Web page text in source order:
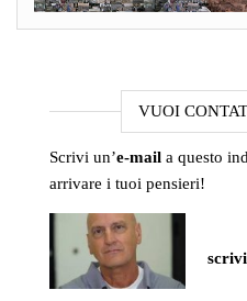
VUOI
Scrivi un’e-mail a questo
arrivare i tuoi pensieri!